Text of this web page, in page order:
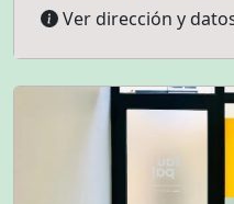
Ver dirección y